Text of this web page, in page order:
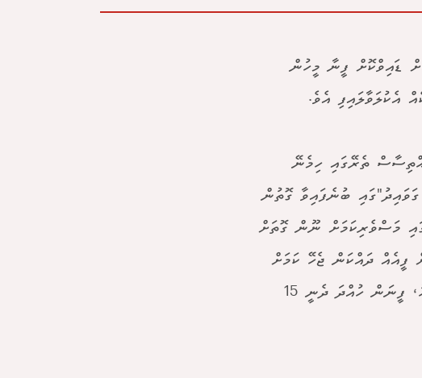
ޑައިވްކޮށް ފީނާ މީހުން
އެކުލަވާލައިފި އެވެ.
ތެރޭގައި ހިމެނޭ
ބުނެފައިވާ ގޮތުން
މަސްވެރިކަމަށް ނޫން ގޮތަށް
ފީއެއް ދައްކަން ޖެހޭ ކަމަށް
ވެސް އެގަވައިދުގައި ބުނެފައިވެ އެވެ. އެގޮތުން ފީތައް ނެގުމަށް ފަހު، ފީނަން ހުއްދަ ދެނީ 15